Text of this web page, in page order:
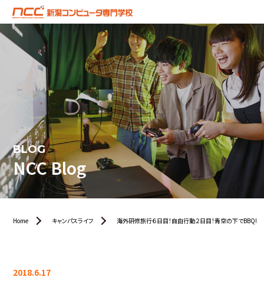
BLOG
NCC Blog
Home キャンパスライフ 海外研修旅行６日目！自由行動２日目！青空の下でBBQ!
2018.6.17